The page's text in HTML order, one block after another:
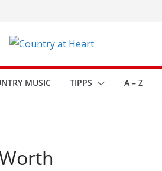
MUSIC TIPPS A – Z